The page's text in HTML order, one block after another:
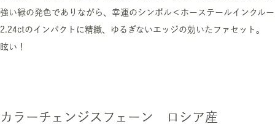
強い緑の発色でありながら、幸運のシンボル＜ホーステールインクル
2.24ctのインパクトに精緻、ゆるぎないエッジの効いたファセット。
眩い！
カラーチェンジスフェーン ロシア産